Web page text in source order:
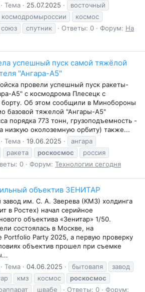
Тема 25.07.2025
восточный
космодромыроссии
космос
союз спутник Ответы: 0 Форум: На
успешный пуск самой тяжëлой
"Ангара-А5"
провели успешный пуск ракеты-
А5" с космодрома Плесецк с
борту. Об этом сообщили в Минобороны
базовой тяжелой "Ангары-А5"
порядка 773 тонн, грузоподъемность -
низкую околоземную орбиту) также...
Тема 19.06.2025
ангара
ракета роскосмос
россия
0 Форум: Технологии сегодня
объектив ЗЕНИТАР
завод им. С. А. Зверева (КМЗ) холдинга
в Ростех) начал серийное
объектива «Зенитар» 1/50.
состоялась в Москве, на
Portfolio Party 2025, а первую проверку
объектив прошел при съемке
Тема 04.06.2025 бытовапя
завод
кмз космос
роскосмос
швабе Ответы: 0
Форум: